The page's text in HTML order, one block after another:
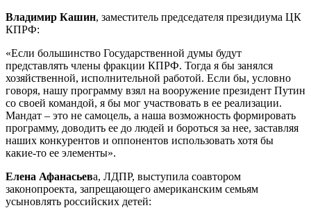
Владимир Кашин, заместитель председателя президиума ЦК
КПРФ:
«Если большинство Государственной думы будут
представлять члены фракции КПРФ. Тогда я бы занялся
хозяйственной, исполнительной работой. Если бы, условно
говоря, нашу программу взял на вооружение президент Путин
со своей командой, я бы мог участвовать в ее реализации.
Мандат – это не самоцель, а наша возможность формировать
программу, доводить ее до людей и бороться за нее, заставляя
наших конкурентов и оппонентов использовать хотя бы
какие-то ее элементы».
Елена Афанасьева, ЛДПР, выступила соавтором
законопроекта, запрещающего американским семьям
усыновлять российских детей: